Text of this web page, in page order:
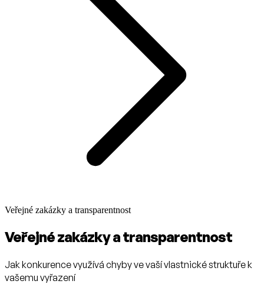
Veřejné zakázky a transparentnost
Veřejné zakázky a transparentnost
Jak konkurence využívá chyby ve vaší vlastnické struktuře k
vašemu vyřazení